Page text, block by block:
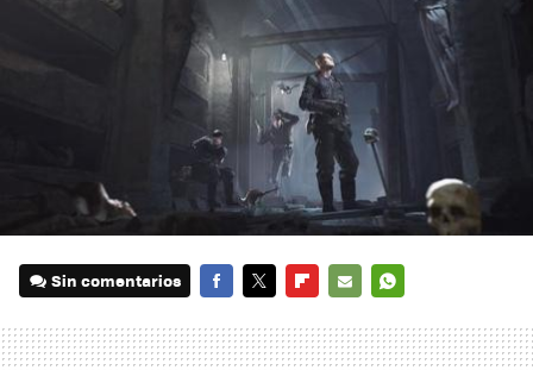
Sin comentarios
MAIL